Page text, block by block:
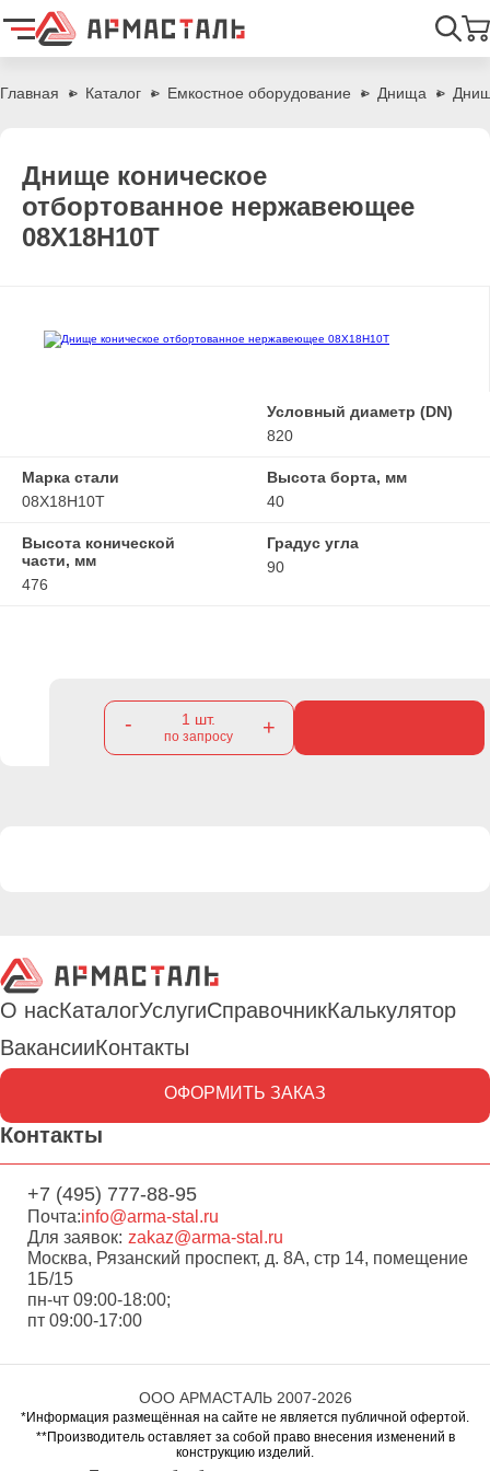
Главная
Каталог Емкостное оборудование Днища
Днище коническое
отбортованное нержавеющее
08Х18Н10Т
Условный диаметр (DN)
820
Марка стали
08Х18Н10Т
Высота борта, мм
40
Высота конической
части, мм
476
Градус угла
90
- 1 шт.
по запросу +
О насКаталогУслугиСправочникКалькулятор
ВакансииКонтакты
ОФОРМИТЬ ЗАКАЗ
Контакты
+7 (495) 777-88-95
Почта:info@arma-stal.ru
Для заявок: zakaz@arma-stal.ru
Москва, Рязанский проспект, д. 8А, стр 14, помещение
1Б/15
пн-чт 09:00-18:00;
пт 09:00-17:00
ООО АРМАСТАЛЬ 2007-2026
*Информация размещённая на сайте не является публичной офертой.
**Производитель оставляет за собой право внесения изменений в
конструкцию изделий.